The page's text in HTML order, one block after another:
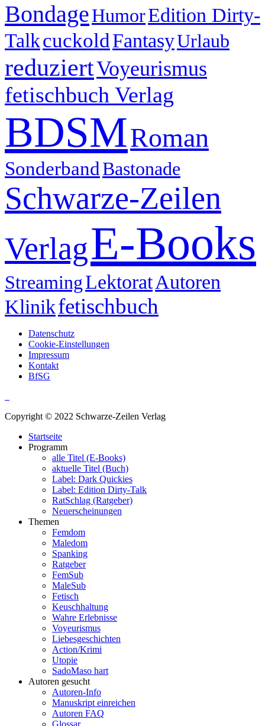
BondageHumorEdition Dirty-
TalkcuckoldFantasyUrlaub
reduziertVoyeurismus
fetischbuch Verlag
BDSMRoman
SonderbandBastonade
Schwarze-Zeilen
VerlagE-Books
StreamingLektoratAutoren
Klinikfetischbuch
Datenschutz
Cookie-Einstellungen
Impressum
Kontakt
BfSG
Copyright © 2022 Schwarze-Zeilen Verlag
Startseite
Programm
alle Titel (E-Books)
aktuelle Titel (Buch)
Label: Dark Quickies
Label: Edition Dirty-Talk
RatSchlag (Ratgeber)
Neuerscheinungen
Themen
Femdom
Maledom
Spanking
Ratgeber
FemSub
MaleSub
Fetisch
Keuschhaltung
Wahre Erlebnisse
Voyeurismus
Liebesgeschichten
Action/Krimi
Utopie
SadoMaso hart
Autoren gesucht
Autoren-Info
Manuskript einreichen
Autoren FAQ